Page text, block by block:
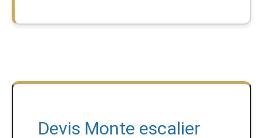
Devis Monte escalier